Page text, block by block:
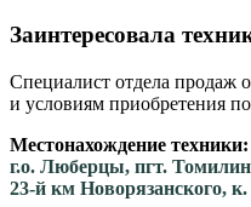
Заинтересовала
Специалист отдела продаж
и условиям приобретения
Местонахождение техники:
г.о. Люберцы, пгт.
23-й км Новорязанского,